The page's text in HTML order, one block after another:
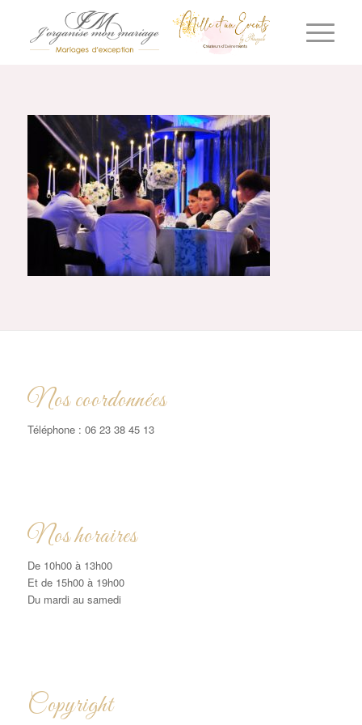
Nos coordonnées
Téléphone : 06 23 38 45 13
Nos horaires
De 10h00 à 13h00
Et de 15h00 à 19h00
Du mardi au samedi
Copyright